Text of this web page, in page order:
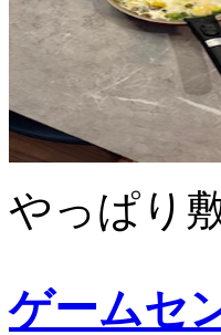
やっぱり
ゲームセ